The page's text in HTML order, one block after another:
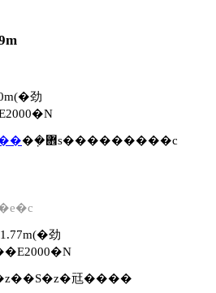
劲
�݂�܎s���������c
劲
㒬����